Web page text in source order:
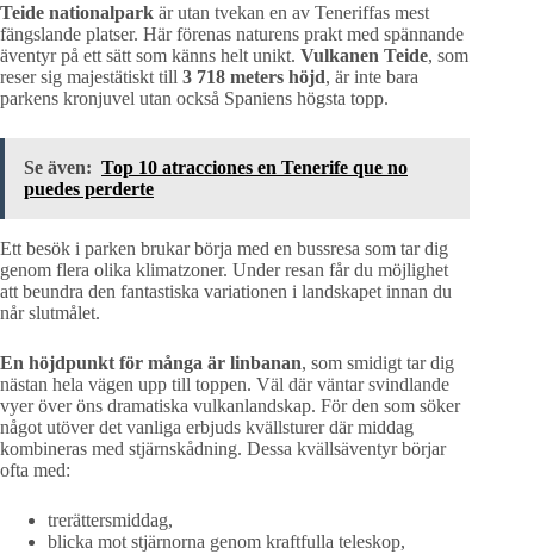
Teide nationalpark är utan tvekan en av Teneriffas mest
fängslande platser. Här förenas naturens prakt med spännande
äventyr på ett sätt som känns helt unikt. Vulkanen Teide, som
reser sig majestätiskt till 3 718 meters höjd, är inte bara
parkens kronjuvel utan också Spaniens högsta topp.
Se även: Top 10 atracciones en Tenerife que no
puedes perderte
Ett besök i parken brukar börja med en bussresa som tar dig
genom flera olika klimatzoner. Under resan får du möjlighet
att beundra den fantastiska variationen i landskapet innan du
når slutmålet.
En höjdpunkt för många är linbanan, som smidigt tar dig
nästan hela vägen upp till toppen. Väl där väntar svindlande
vyer över öns dramatiska vulkanlandskap. För den som söker
något utöver det vanliga erbjuds kvällsturer där middag
kombineras med stjärnskådning. Dessa kvällsäventyr börjar
ofta med:
trerättersmiddag,
blicka mot stjärnorna genom kraftfulla teleskop,